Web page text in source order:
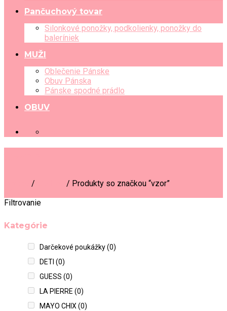
Pančuchový tovar
Silonkové ponožky, podkolienky, ponožky do
baleríniek
MUŽI
Oblečenie Pánske
Obuv Pánska
Pánske spodné prádlo
OBUV
/ / Produkty so značkou “vzor”
Filtrovanie
Kategórie
Darčekové poukážky(0)
DETI (0)
GUESS (0)
LA PIERRE (0)
MAYO CHIX(0)